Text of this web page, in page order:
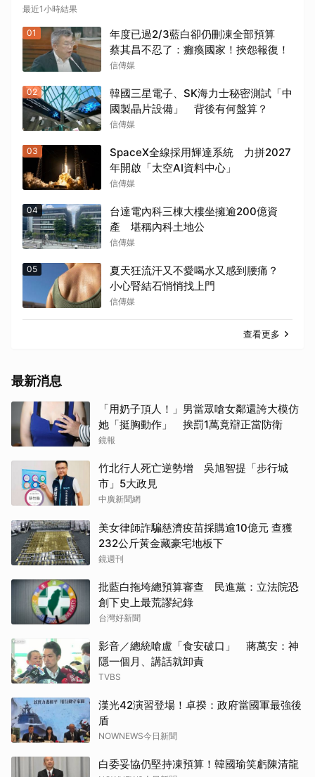
最近1小時結果
01
年度已過2/3藍白卻仍刪凍全部預算
蔡其昌不忍了：癱瘓國家！挾怨報復！
信傳媒
02
韓國三星電子、SK海力士秘密測試「中
國製晶片設備」 背後有何盤算？
信傳媒
03
SpaceX全線採用輝達系統 力拼2027
年開啟「太空AI資料中心」
信傳媒
04
台達電內科三棟大樓坐擁逾200億資
產 堪稱內科土地公
信傳媒
05
夏天狂流汗又不愛喝水又感到腰痛？
小心腎結石悄悄找上門
信傳媒
查看更多
最新消息
「用奶子頂人！」男當眾嗆女鄰還誇大模仿
她「挺胸動作」 挨罰1萬竟辯正當防衛
鏡報
竹北行人死亡逆勢增 吳旭智提「步行城
市」5大政見
中廣新聞網
美女律師詐騙慈濟疫苗採購逾10億元 查獲
232公斤黃金藏豪宅地板下
鏡週刊
批藍白拖垮總預算審查 民進黨：立法院恐
創下史上最荒謬紀錄
台灣好新聞
影音／總統嗆盧「食安破口」 蔣萬安：神
隱一個月、講話就卸責
TVBS
漢光42演習登場！卓揆：政府當國軍最強後
盾
NOWNEWS今日新聞
白委妥協仍堅持凍預算！韓國瑜笑虧陳清龍